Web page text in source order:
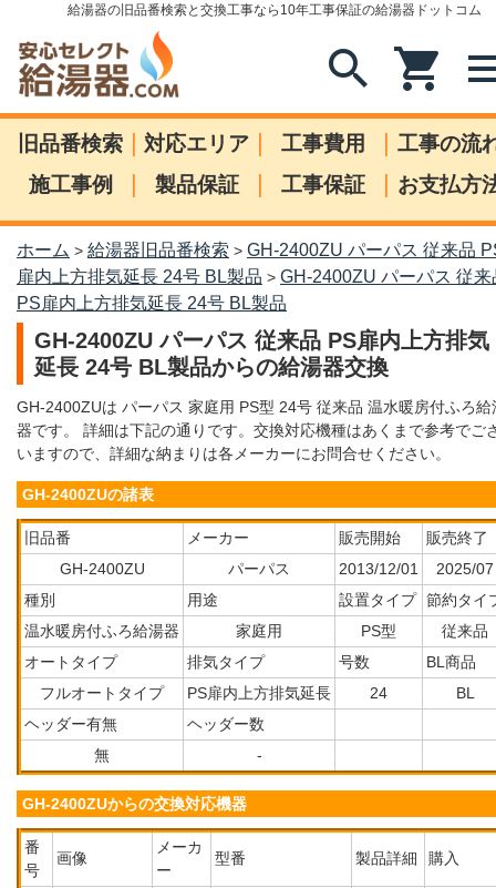
給湯器の旧品番検索と交換工事なら10年工事保証の給湯器ドットコム
search shopping_cart
旧品番検索 | 対応エリア | 工事費用 | 工事の流
施工事例
| 製品保証 | 工事保証 | お支払方
ホーム > 給湯器旧品番検索 > GH-2400ZU パーパス 従来品
扉内上方排気延長 24号 BL製品 > GH-2400ZU パーパス 従来
PS扉内上方排気延長 24号 BL製品
GH-2400ZU パーパス 従来品 PS扉内上方排気
延長 24号 BL製品からの給湯器交換
GH-2400ZUは パーパス 家庭用 PS型 24号 従来品 温水暖房付ふろ給
器です。 詳細は下記の通りです。交換対応機種はあくまで参考でご
いますので、詳細な納まりは各メーカーにお問合せください。
GH-2400ZUの諸表
旧品番 メーカー 販売開始
販売終了
GH-2400ZU
パーパス 2013/12/01
2025/07
種別
用途 設置タイプ 節約タイ
温水暖房付ふろ給湯器
家庭用 PS型
従来品
オートタイプ
排気タイプ 号数
BL商品
フルオートタイプ
PS扉内上方排気延長 24
BL
ヘッダー有無
ヘッダー数
無
-
GH-2400ZUからの交換対応機器
番
号
画像
メーカ
ー
型番 製品詳細 購入